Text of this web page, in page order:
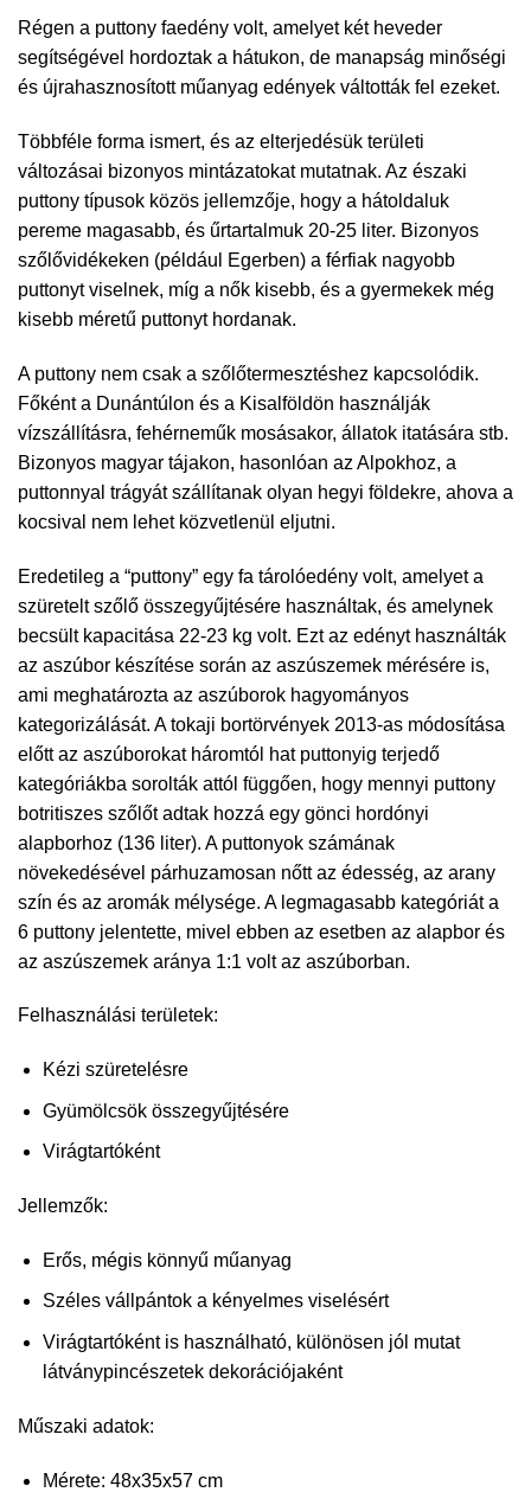
Régen a puttony faedény volt, amelyet két heveder
segítségével hordoztak a hátukon, de manapság minőségi
és újrahasznosított műanyag edények váltották fel ezeket.
Többféle forma ismert, és az elterjedésük területi
változásai bizonyos mintázatokat mutatnak. Az északi
puttony típusok közös jellemzője, hogy a hátoldaluk
pereme magasabb, és űrtartalmuk 20-25 liter. Bizonyos
szőlővidékeken (például Egerben) a férfiak nagyobb
puttonyt viselnek, míg a nők kisebb, és a gyermekek még
kisebb méretű puttonyt hordanak.
A puttony nem csak a szőlőtermesztéshez kapcsolódik.
Főként a Dunántúlon és a Kisalföldön használják
vízszállításra, fehérneműk mosásakor, állatok itatására stb.
Bizonyos magyar tájakon, hasonlóan az Alpokhoz, a
puttonnyal trágyát szállítanak olyan hegyi földekre, ahova a
kocsival nem lehet közvetlenül eljutni.
Eredetileg a “puttony” egy fa tárolóedény volt, amelyet a
szüretelt szőlő összegyűjtésére használtak, és amelynek
becsült kapacitása 22-23 kg volt. Ezt az edényt használták
az aszúbor készítése során az aszúszemek mérésére is,
ami meghatározta az aszúborok hagyományos
kategorizálását. A tokaji bortörvények 2013-as módosítása
előtt az aszúborokat háromtól hat puttonyig terjedő
kategóriákba sorolták attól függően, hogy mennyi puttony
botritiszes szőlőt adtak hozzá egy gönci hordónyi
alapborhoz (136 liter). A puttonyok számának
növekedésével párhuzamosan nőtt az édesség, az arany
szín és az aromák mélysége. A legmagasabb kategóriát a
6 puttony jelentette, mivel ebben az esetben az alapbor és
az aszúszemek aránya 1:1 volt az aszúborban.
Felhasználási területek:
Kézi szüretelésre
Gyümölcsök összegyűjtésére
Virágtartóként
Jellemzők:
Erős, mégis könnyű műanyag
Széles vállpántok a kényelmes viselésért
Virágtartóként is használható, különösen jól mutat
látványpincészetek dekorációjaként
Műszaki adatok:
Mérete: 48x35x57 cm